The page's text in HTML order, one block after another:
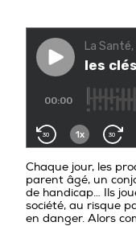
Chaque jour, les
parent âgé, un
de handicap… Ils
société, au risque
en danger. Alors